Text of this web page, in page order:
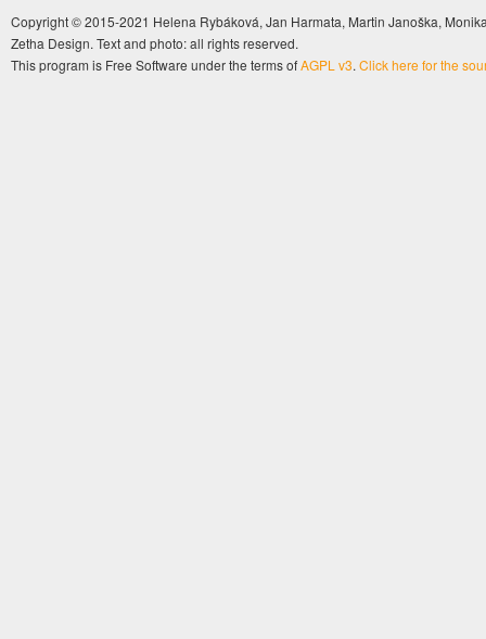
Copyright © 2015-2021 Helena Rybáková, Jan Harmata, Martin Janoška,
Zetha Design. Text and photo: all rights reserved.
This program is Free Software under the terms ofAGPL v3. Click here for the